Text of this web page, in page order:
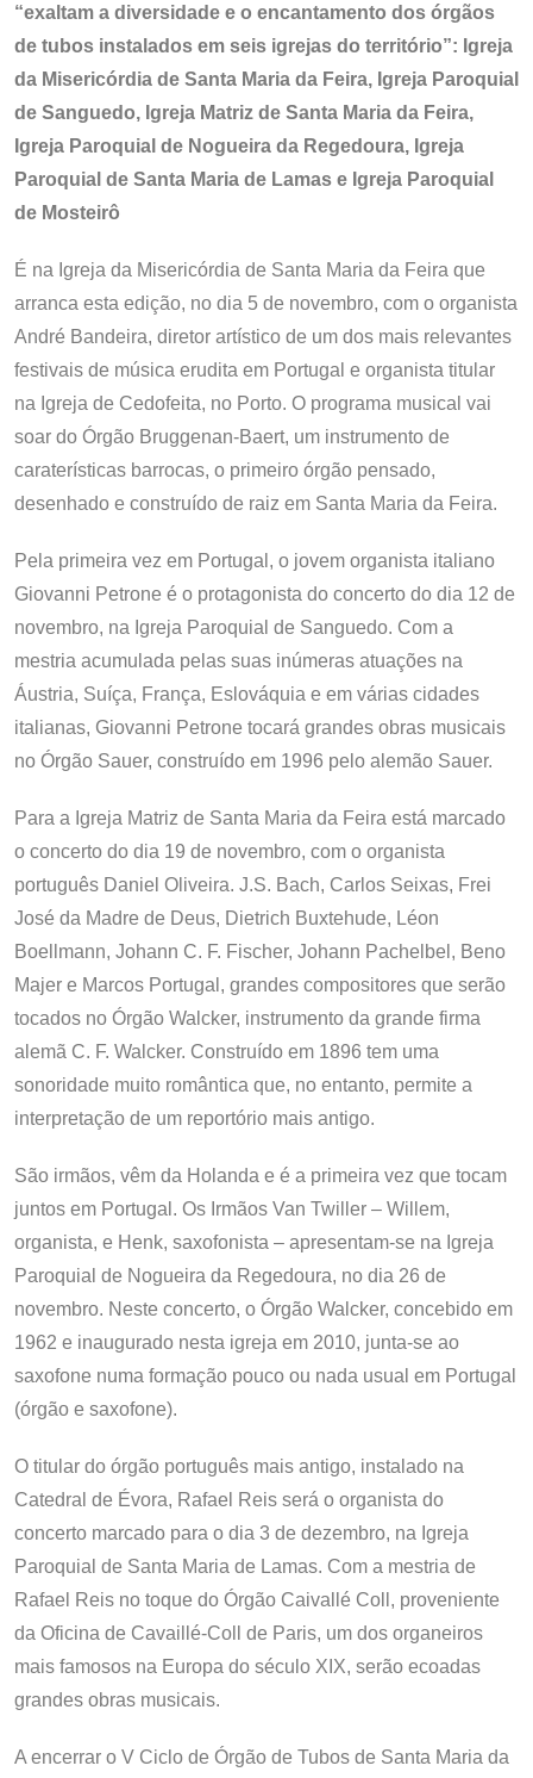
“exaltam a diversidade e o encantamento dos órgãos
de tubos instalados em seis igrejas do território”: Igreja
da Misericórdia de Santa Maria da Feira, Igreja Paroquial
de Sanguedo, Igreja Matriz de Santa Maria da Feira,
Igreja Paroquial de Nogueira da Regedoura, Igreja
Paroquial de Santa Maria de Lamas e Igreja Paroquial
de Mosteirô
É na Igreja da Misericórdia de Santa Maria da Feira que
arranca esta edição, no dia 5 de novembro, com o organista
André Bandeira, diretor artístico de um dos mais relevantes
festivais de música erudita em Portugal e organista titular
na Igreja de Cedofeita, no Porto. O programa musical vai
soar do Órgão Bruggenan-Baert, um instrumento de
caraterísticas barrocas, o primeiro órgão pensado,
desenhado e construído de raiz em Santa Maria da Feira.
Pela primeira vez em Portugal, o jovem organista italiano
Giovanni Petrone é o protagonista do concerto do dia 12 de
novembro, na Igreja Paroquial de Sanguedo. Com a
mestria acumulada pelas suas inúmeras atuações na
Áustria, Suíça, França, Eslováquia e em várias cidades
italianas, Giovanni Petrone tocará grandes obras musicais
no Órgão Sauer, construído em 1996 pelo alemão Sauer.
Para a Igreja Matriz de Santa Maria da Feira está marcado
o concerto do dia 19 de novembro, com o organista
português Daniel Oliveira. J.S. Bach, Carlos Seixas, Frei
José da Madre de Deus, Dietrich Buxtehude, Léon
Boellmann, Johann C. F. Fischer, Johann Pachelbel, Beno
Majer e Marcos Portugal, grandes compositores que serão
tocados no Órgão Walcker, instrumento da grande firma
alemã C. F. Walcker. Construído em 1896 tem uma
sonoridade muito romântica que, no entanto, permite a
interpretação de um reportório mais antigo.
São irmãos, vêm da Holanda e é a primeira vez que tocam
juntos em Portugal. Os Irmãos Van Twiller – Willem,
organista, e Henk, saxofonista – apresentam-se na Igreja
Paroquial de Nogueira da Regedoura, no dia 26 de
novembro. Neste concerto, o Órgão Walcker, concebido em
1962 e inaugurado nesta igreja em 2010, junta-se ao
saxofone numa formação pouco ou nada usual em Portugal
(órgão e saxofone).
O titular do órgão português mais antigo, instalado na
Catedral de Évora, Rafael Reis será o organista do
concerto marcado para o dia 3 de dezembro, na Igreja
Paroquial de Santa Maria de Lamas. Com a mestria de
Rafael Reis no toque do Órgão Caivallé Coll, proveniente
da Oficina de Cavaillé-Coll de Paris, um dos organeiros
mais famosos na Europa do século XIX, serão ecoadas
grandes obras musicais.
A encerrar o V Ciclo de Órgão de Tubos de Santa Maria da